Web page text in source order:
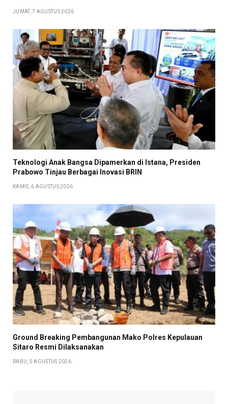
JUMAT, 7 AGUSTUS 2026
Teknologi Anak Bangsa Dipamerkan di Istana, Presiden
Prabowo Tinjau Berbagai Inovasi BRIN
KAMIS, 6 AGUSTUS 2026
Ground Breaking Pembangunan Mako Polres Kepulauan
Sitaro Resmi Dilaksanakan
RABU, 5 AGUSTUS 2026